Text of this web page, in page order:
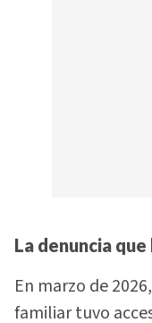
La denuncia
En marzo de
familiar tuvo